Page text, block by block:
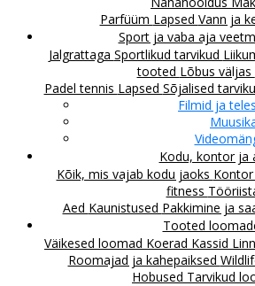
Parfüüm Lapsed Vann ja
Sport ja vaba aja
Jalgrattaga Sportlikud tarvikud
tooted Lõbus väljas
Padel tennis Lapsed Sõjalised
Filmid ja
Kodu, kontor ja
Kõik, mis vajab kodu jaoks Kontor
fitness
Aed Kaunistused Pakkimine ja
Tooted
Väikesed loomad Koerad Kassid
Roomajad ja kahepaiksed
Hobused Tarvikud